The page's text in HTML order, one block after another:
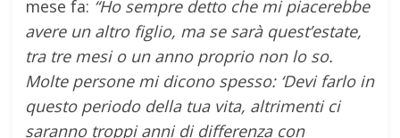
mese fa: “Ho sempre detto che mi piacerebbe
avere un altro figlio, ma se sarà quest’estate,
tra tre mesi o un anno proprio non lo so.
Molte persone mi dicono spesso: ‘Devi farlo in
questo periodo della tua vita, altrimenti ci
saranno troppi anni di differenza con